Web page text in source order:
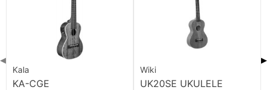
Kala
KA-CGE
Wiki
UK20SE UKULELE
◀ ▶